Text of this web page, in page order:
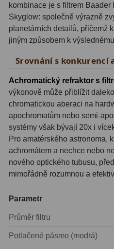
Komponenty78
Helical výtahy 11
Okulárové výtahy 44
Adaptéry k okulárovým
výtahům 8
Primární zrcadla9
Sekundární zrcadla 6
Příslušenství188
Redukce 1,25" a 2"17
Zrcátka a hranoly
Výtahy a ostření
Hledáčky32
kombinace je s filtrem Baader
Skyglow: společně výrazně
planetárních detailů, přičemž
jiným způsobem k
Srovnání s konkurencí
Achromatický refraktor s
výkonově může přiblížit
chromatickou aberaci na
apochromatům nebo semi-
systémy však bývají 20x i
Pro amatérského astronoma,
achromátem a nechce nebo
nového optického tubusu,
mimořádně rozumnou a
Parametr
Průměr filtru
Potlačené pásmo (modrá)